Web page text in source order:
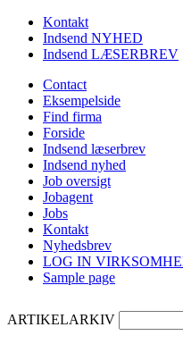
Kontakt
Indsend NYHED
Indsend LÆSERBREV
Contact
Eksempelside
Find firma
Forside
Indsend læserbrev
Indsend nyhed
Job oversigt
Jobagent
Jobs
Kontakt
Nyhedsbrev
LOG IN
Sample page
ARTIKELARKIV